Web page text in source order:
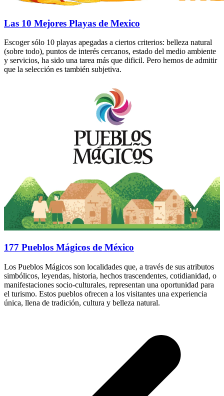
Las 10 Mejores Playas de Mexico
Escoger sólo 10 playas apegadas a ciertos criterios: belleza natural
(sobre todo), puntos de interés cercanos, estado del medio ambiente
y servicios, ha sido una tarea más que dificil. Pero hemos de admitir
que la selección es también subjetiva.
177 Pueblos Mágicos de México
Los Pueblos Mágicos son localidades que, a través de sus atributos
simbólicos, leyendas, historia, hechos trascendentes, cotidianidad, o
manifestaciones socio-culturales, representan una oportunidad para
el turismo. Estos pueblos ofrecen a los visitantes una experiencia
única, llena de tradición, cultura y belleza natural.